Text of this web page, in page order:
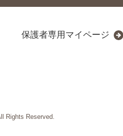
保護者専用マイページ
Rights Reserved.